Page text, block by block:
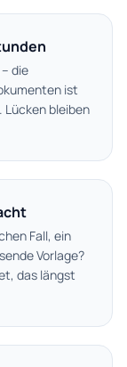
die
ist
bleiben
Fall, ein
Vorlage?
das längst